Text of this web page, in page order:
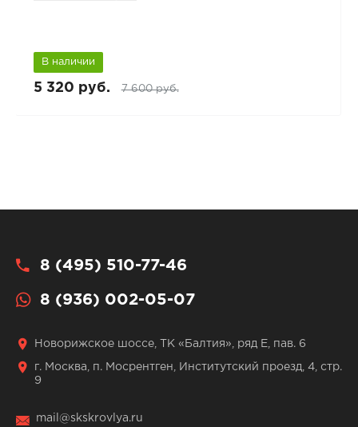
В наличии
5 320 руб. 7 600 руб.
8 (495) 510-77-46
8 (936) 002-05-07
Новорижское шоссе, ТК «Балтия», ряд Е, пав. 6
г. Москва, п. Мосрентген, Институтский проезд, 4, стр.
9
mail@skskrovlya.ru